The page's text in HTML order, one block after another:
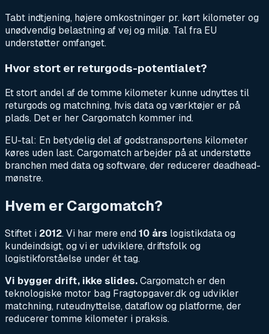
Tabt indtjening, højere omkostninger pr. kørt kilometer og
unødvendig belastning af vej og miljø. Tal fra EU
understøtter omfanget.
Hvor stort er returgods-potentialet?
Et stort andel af de tomme kilometer kunne udnyttes til
returgods og matchning, hvis data og værktøjer er på
plads. Det er her Cargomatch kommer ind.
EU-tal: En betydelig del af godstransportens kilometer
køres uden last. Cargomatch arbejder på at understøtte
branchen med data og software, der reducerer deadhead-
mønstre.
Hvem er Cargomatch?
Stiftet i 2012. Vi har mere end10 års logistikdata og
kundeindsigt, og vi er udviklere, driftsfolk og
logistikforståelse under ét tag.
Vi bygger drift, ikke slides.Cargomatch er den
teknologiske motor bag Fragtopgaver.dk og udvikler
matchning, ruteudnyttelse, dataflow og platforme, der
reducerer tomme kilometer i praksis.